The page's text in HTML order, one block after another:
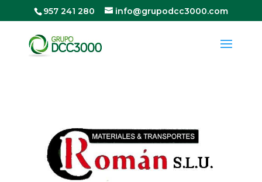
957 241 280 info@grupodcc3000.com